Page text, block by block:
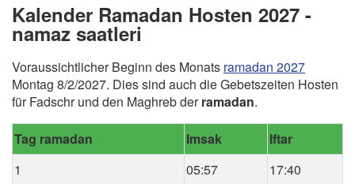
Kalender Ramadan Hosten 2027 -
namaz saatleri
Voraussichtlicher Beginn des Monats ramadan 2027
Montag 8/2/2027. Dies sind auch die Gebetszeiten Hosten
für Fadschr und den Maghreb derramadan.
Tag ramadan Imsak
Iftar
1
05:57
17:40